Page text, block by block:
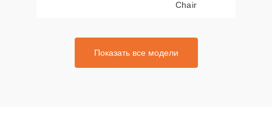
Chair
Показать все модели